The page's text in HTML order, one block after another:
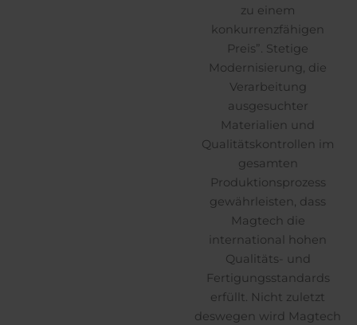
zu einem
konkurrenzfähigen
Preis”. Stetige
Modernisierung, die
Verarbeitung
ausgesuchter
Materialien und
Qualitätskontrollen im
gesamten
Produktionsprozess
gewährleisten, dass
Magtech die
international hohen
Qualitäts- und
Fertigungsstandards
erfüllt. Nicht zuletzt
deswegen wird Magtech